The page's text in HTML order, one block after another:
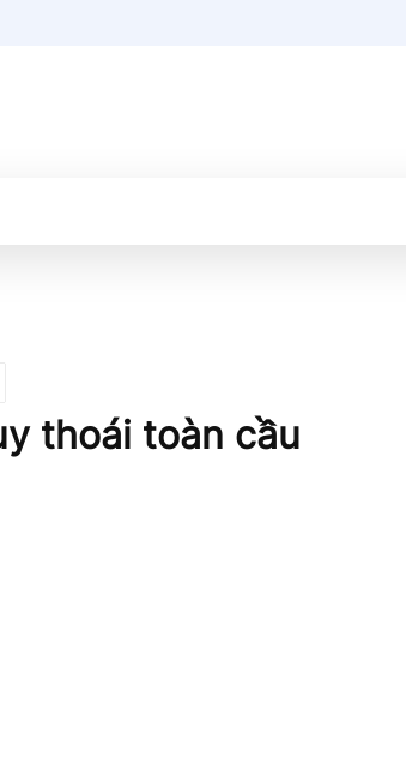
thoái toàn cầu